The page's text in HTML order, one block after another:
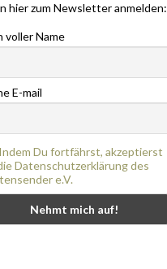
hier zum Newsletter anmelden:
voller Name
E-mail
Indem Du fortfährst, akzeptierst
Datenschutzerklärung des
e.V.